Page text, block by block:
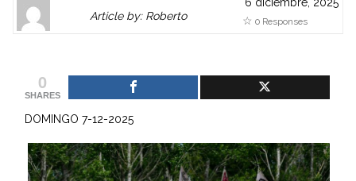
Author
Gravatar
link
Author
Article by: Roberto
or
works.
admin
6 diciembre, 2025
0 Responses
0
SHARES
DOMINGO 7-12-2025